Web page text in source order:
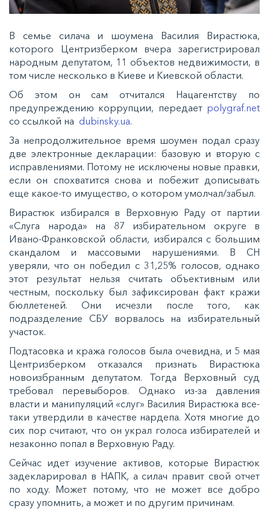
В семье силача и шоумена Василия Вирастюка,
которого Центризберком вчера зарегистрировал
народным депутатом, 11 объектов недвижимости, в
том числе несколько в Киеве и Киевской области.
Об этом он сам
отчитался
Нацагентству по
предупреждению коррупции, передает polygraf.net
со ссылкой на dubinsky.ua.
За непродолжительное время шоумен подал сразу
две электронные декларации: базовую и вторую с
исправлениями. Потому не исключены новые правки,
если он спохватится снова и побежит дописывать
еще какое-то имущество, о котором умолчал/забыл.
Вирастюк избирался в Верховную Раду от партии
«Слуга народа» на 87 избирательном округе в
Ивано-Франковской области, избирался с большим
скандалом и массовыми нарушениями. В СН
уверяли, что он победил с 31,25% голосов, однако
этот результат нельзя считать объективным или
честным, поскольку был зафиксирован факт кражи
бюллетеней. Они исчезли после того, как
подразделение СБУ ворвалось на избирательный
участок.
Подтасовка и кража голосов была очевидна, и 5 мая
Центризберком отказался признать Вирастюка
новоизбранным депутатом. Тогда Верховный суд
требовал перевыборов. Однако из-за давления
власти и манипуляций «слуг» Василия Вирастюка все-
таки утвердили в качестве нардепа. Хотя многие до
сих пор считают, что он украл голоса избирателей и
незаконно попал в Верховную Раду.
Сейчас идет изучение активов, которые Вирастюк
задекларировал в НАПК, а силач правит свой отчет
по ходу. Может потому, что не может все добро
сразу упомнить, а может и по другим причинам.